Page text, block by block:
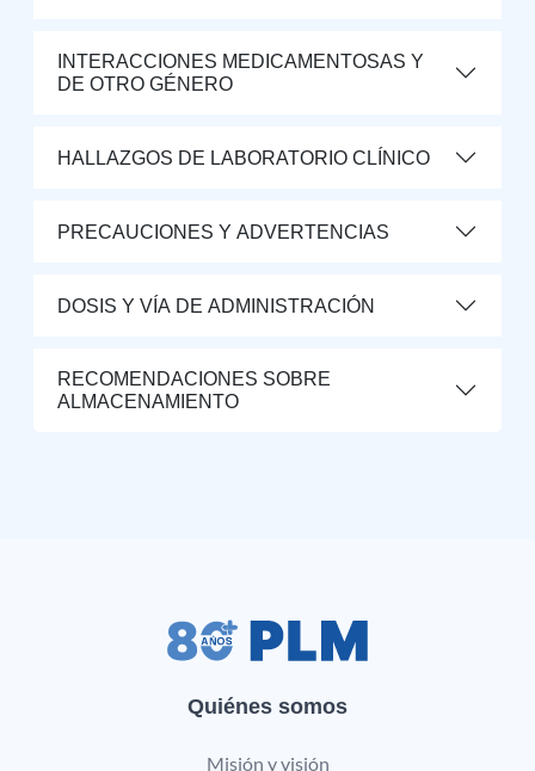
INTERACCIONES MEDICAMENTOSAS Y
DE OTRO GÉNERO
HALLAZGOS DE LABORATORIO CLÍNICO
PRECAUCIONES Y ADVERTENCIAS
DOSIS Y VÍA DE ADMINISTRACIÓN
RECOMENDACIONES SOBRE
ALMACENAMIENTO
Quiénes somos
Misión y visión